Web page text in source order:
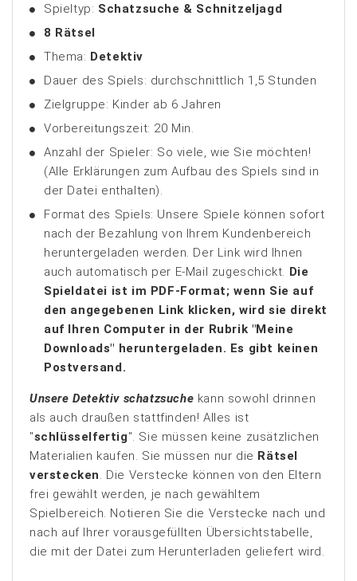
Spieltyp: Schatzsuche & Schnitzeljagd
8 Rätsel
Thema: Detektiv
Dauer des Spiels: durchschnittlich 1,5 Stunden
Zielgruppe: Kinder ab 6 Jahren
Vorbereitungszeit: 20 Min.
Anzahl der Spieler: So viele, wie Sie möchten!
(Alle Erklärungen zum Aufbau des Spiels sind in
der Datei enthalten).
Format des Spiels: Unsere Spiele können sofort
nach der Bezahlung von Ihrem Kundenbereich
heruntergeladen werden. Der Link wird Ihnen
auch automatisch per E-Mail zugeschickt. Die
Spieldatei ist im PDF-Format; wenn Sie auf
den angegebenen Link klicken, wird sie direkt
auf Ihren Computer in der Rubrik "Meine
Downloads" heruntergeladen. Es gibt keinen
Postversand.
Unsere Detektiv schatzsuche kann sowohl drinnen
als auch draußen stattfinden! Alles ist
"schlüsselfertig". Sie müssen keine zusätzlichen
Materialien kaufen. Sie müssen nur die Rätsel
verstecken. Die Verstecke können von den Eltern
frei gewählt werden, je nach gewähltem
Spielbereich. Notieren Sie die Verstecke nach und
nach auf Ihrer vorausgefüllten Übersichtstabelle,
die mit der Datei zum Herunterladen geliefert wird.